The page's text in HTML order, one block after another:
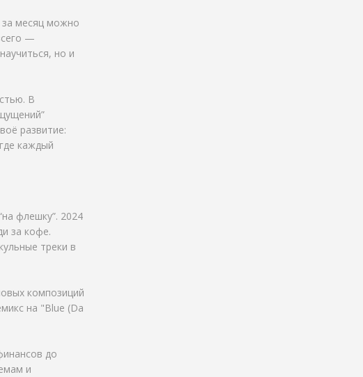
месяц можно
—
но и
В
развитие:
каждый
флешку”. 2024
за кофе.
треки в
композиций
на "Blue (Da
до
и